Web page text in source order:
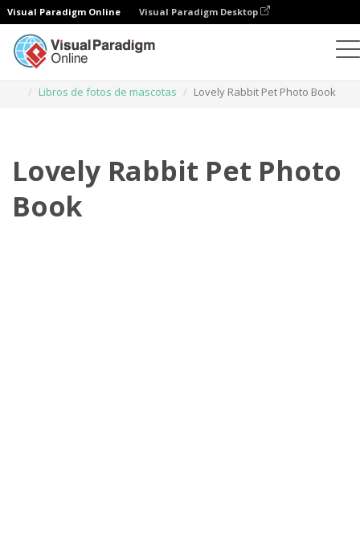
Visual Paradigm Online Visual Paradigm Desktop
Libros de fotos de mascotas
Lovely Rabbit Pet Photo Book
Lovely Rabbit Pet Photo
Book